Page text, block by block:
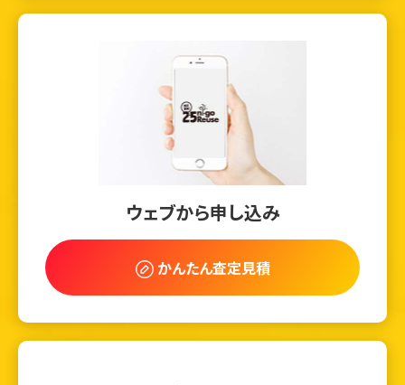
ウェブから申し込み
かんたん査定見積